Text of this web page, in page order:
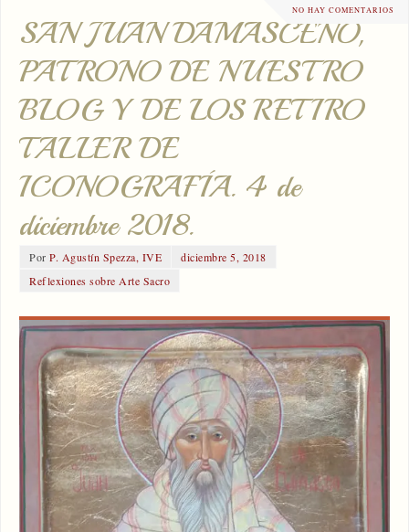
NO HAY COMENTARIOS
SAN JUAN DAMASCENO,
PATRONO DE NUESTRO
BLOG Y DE LOS RETIRO
TALLER DE
ICONOGRAFÍA. 4 de
diciembre 2018.
PorP. Agustín Spezza, IVE
diciembre 5, 2018
Reflexiones sobre Arte Sacro